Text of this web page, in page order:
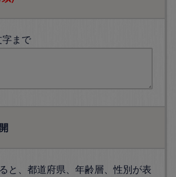
まで
と、都道府県、年齢層、性別が表